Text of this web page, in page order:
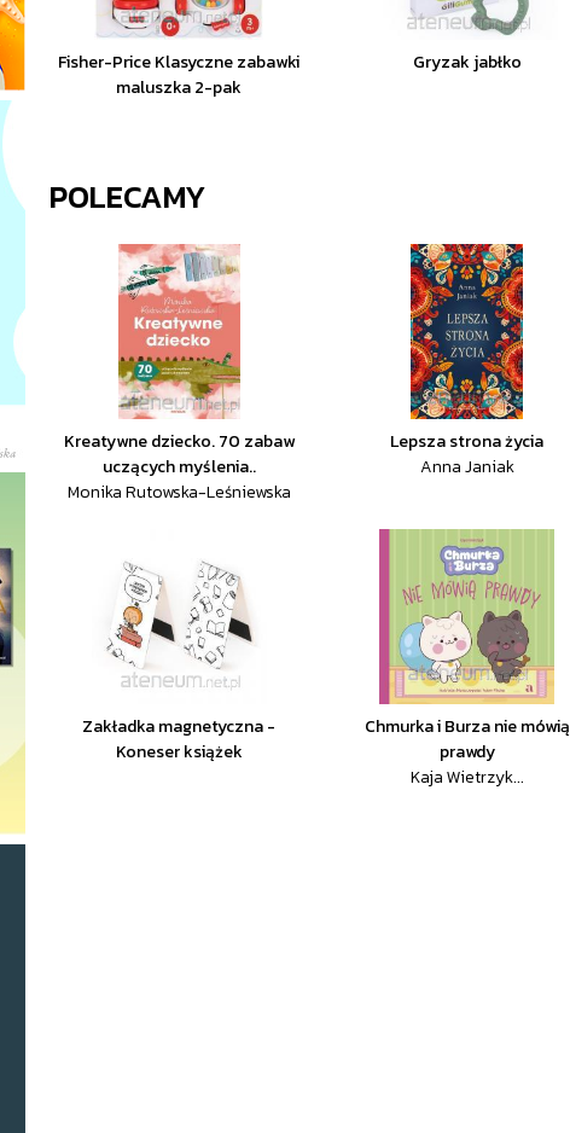
Fisher-Price Klasyczne zabawki
maluszka 2-pak
Gryzak jabłko
POLECAMY
Kreatywne dziecko. 70 zabaw
uczących myślenia..
Monika Rutowska-Leśniewska
Lepsza strona życia
Anna Janiak
Zakładka magnetyczna -
Koneser książek
Chmurka i Burza nie mówią
prawdy
Kaja Wietrzyk...